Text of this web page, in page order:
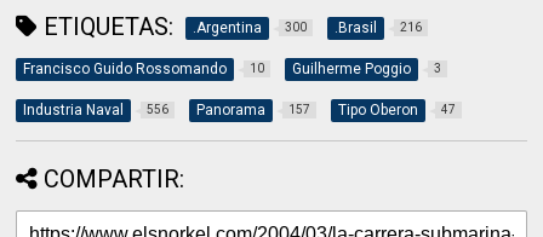
ETIQUETAS: .Argentina 300 .Brasil 216
Francisco Guido Rossomando 10 Guilherme Poggio 3
Industria Naval 556 Panorama 157 Tipo Oberon 47
COMPARTIR: